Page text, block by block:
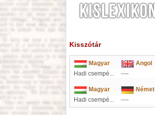
Kisszótár
Magyar
Angol
Hadi csempé...
----
Magyar
Német
Hadi csempé...
----